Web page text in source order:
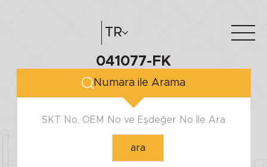
TR
Hakkımızda e-katalog
041077-FK
Numara ile Arama
SKT No, OEM No ve Eşdeğer No İle Ara
ara